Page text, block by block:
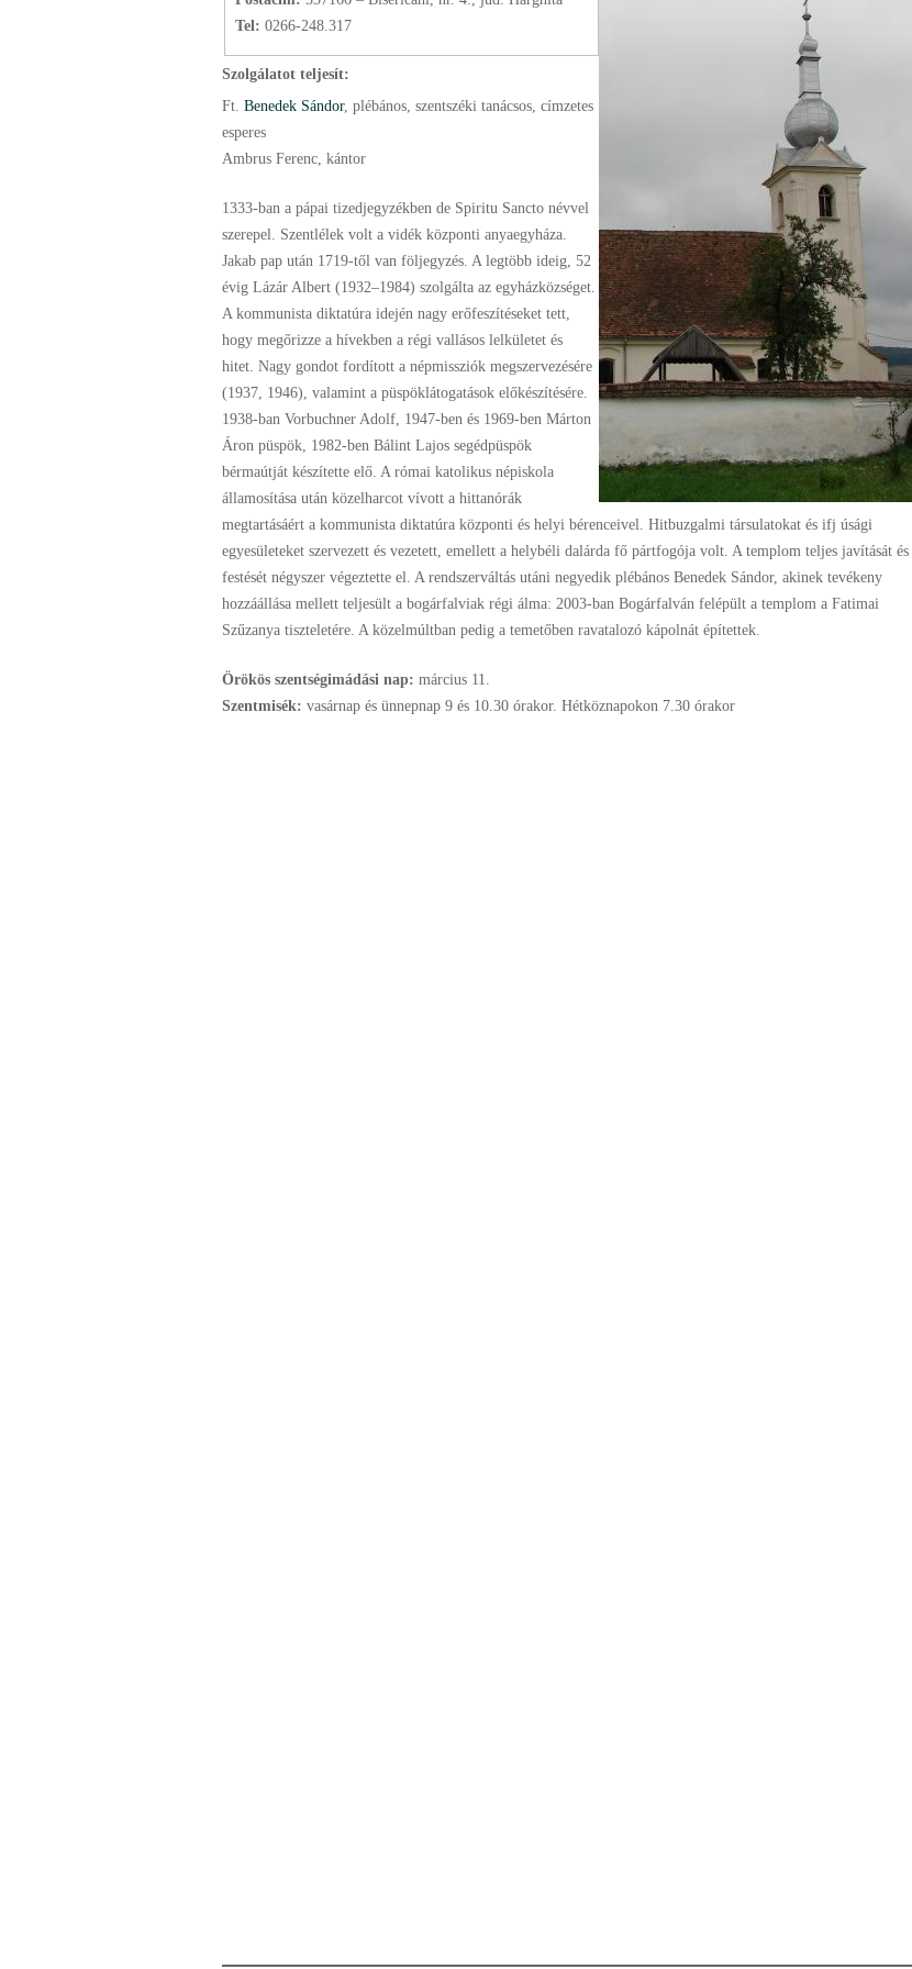
Tel: 0266-248.317
Szolgálatot teljesít:
Ft. Benedek Sándor, plébános , szentszéki tanácsos , címzetes
esperes
Ambrus Ferenc, kántor
1333-ban a pápai tizedjegyzékben de Spiritu Sancto névvel
szerepel. Szentlélek volt a vidék központi anyaegyháza.
Jakab pap után 1719-től van följegyzés. A legtöbb ideig, 52
évig Lázár Albert (1932–1984) szolgálta az egyházközséget.
A kommunista diktatúra idején nagy erőfeszítéseket tett,
hogy megőrizze a hívekben a régi vallásos lelkületet és
hitet. Nagy gondot fordított a népmissziók megszervezésére
(1937, 1946), valamint a püspöklátogatások előkészítésére.
1938-ban Vorbuchner Adolf, 1947-ben és 1969-ben Márton
Áron püspök, 1982-ben Bálint Lajos segédpüspök
bérmaútját készítette elő. A római katolikus népiskola
államosítása után közelharcot vívott a hittanórák
megtartásáért a kommunista diktatúra központi és helyi bérenceivel. Hitbuzgalmi társulatokat és ifj úsági
egyesületeket szervezett és vezetett, emellett a helybéli dalárda fő pártfogója volt. A templom teljes javítását és
festését négyszer végeztette el. A rendszerváltás utáni negyedik plébános Benedek Sándor, akinek tevékeny
hozzáállása mellett teljesült a bogárfalviak régi álma: 2003-ban Bogárfalván felépült a templom a Fatimai
Szűzanya tiszteletére. A közelmúltban pedig a temetőben ravatalozó kápolnát építettek.
Örökös szentségimádási nap: március 11.
Szentmisék: vasárnap és ünnepnap 9 és 10.30 órakor. Hétköznapokon 7.30 órakor